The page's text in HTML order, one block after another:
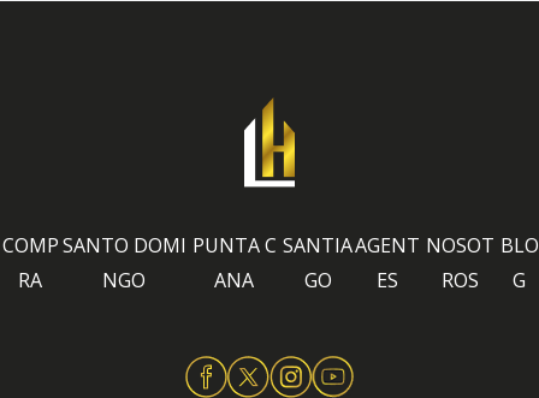
COMP
RA
SANTO DOMI
NGO
PUNTA C
ANA
SANTIA
GO
AGENT
ES
NOSOT
ROS
BLO
G